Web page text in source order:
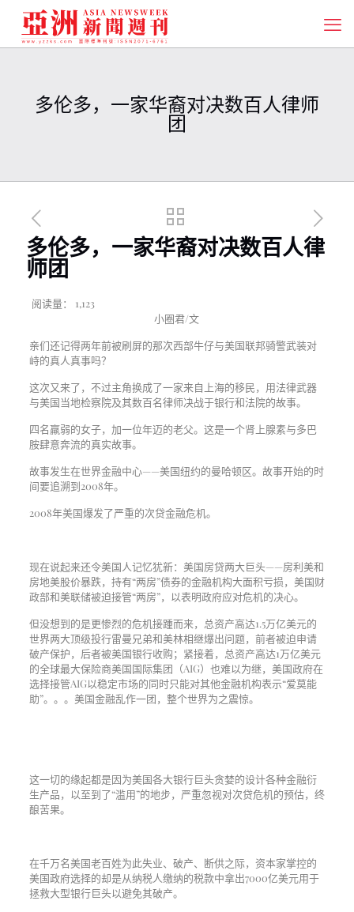
多伦多，一家华裔对决数百人律师
团
多伦多，一家华裔对决数百人律
师团
阅读量：
1,123
小圈君/文
亲们还记得两年前被刷屏的那次西部牛仔与美国联邦骑警武装对
峙的真人真事吗？
这次又来了，不过主角换成了一家来自上海的移民，用法律武器
与美国当地检察院及其数百名律师决战于银行和法院的故事。
四名羸弱的女子，加一位年迈的老父。这是一个肾上腺素与多巴
胺肆意奔流的真实故事。
故事发生在世界金融中心——美国纽约的曼哈顿区。故事开始的时
间要追溯到2008年。
2008年美国爆发了严重的次贷金融危机。
现在说起来还令美国人记忆犹新：美国房贷两大巨头——房利美和
房地美股价暴跌，持有“两房”债券的金融机构大面积亏损，美国财
政部和美联储被迫接管“两房”，以表明政府应对危机的决心。
但没想到的是更惨烈的危机接踵而来，总资产高达1.5万亿美元的
世界两大顶级投行雷曼兄弟和美林相继爆出问题，前者被迫申请
破产保护，后者被美国银行收购；紧接着，总资产高达1万亿美元
的全球最大保险商美国国际集团（AIG）也难以为继，美国政府在
选择接管AIG以稳定市场的同时只能对其他金融机构表示“爱莫能
助”。。。美国金融乱作一团，整个世界为之震惊。
这一切的缘起都是因为美国各大银行巨头贪婪的设计各种金融衍
生产品，以至到了“滥用”的地步，严重忽视对次贷危机的预估，终
酿苦果。
在千万名美国老百姓为此失业、破产、断供之际，资本家掌控的
美国政府选择的却是从纳税人缴纳的税款中拿出7000亿美元用于
拯救大型银行巨头以避免其破产。